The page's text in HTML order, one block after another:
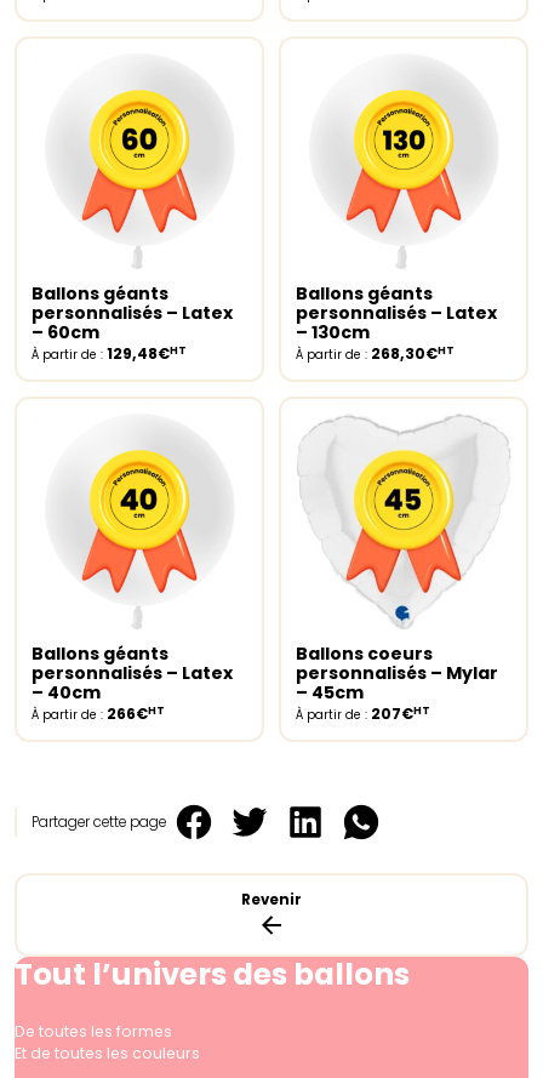
Revenir
Select options
Ballons géants
personnalisés – Latex
– 60cm
À partir de : 129,48€HT
Select options
Ballons géants
personnalisés – Latex
– 130cm
À partir de : 268,30€HT
Select options
Ballons géants
personnalisés – Latex
– 40cm
À partir de : 266€HT
Select options
Ballons coeurs
personnalisés – Mylar
– 45cm
À partir de : 207€HT
Partager cette page
Tout l’univers des ballons
De toutes les formes
Et de toutes les couleurs